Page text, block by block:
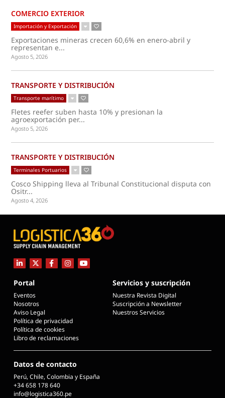
COMERCIO EXTERIOR
Importación y Exportación
Exportaciones mineras crecen 60,6% en enero-abril y
representan e...
Agosto 5, 2026
TRANSPORTE Y DISTRIBUCIÓN
Transporte marítimo
Fletes reefer suben hasta 10% y presionan la
agroexportación per...
Agosto 5, 2026
TRANSPORTE Y DISTRIBUCIÓN
Terminales Portuarios
Cosco Shipping lleva al Tribunal Constitucional disputa con
Ositr...
Agosto 4, 2026
Portal
Eventos
Nosotros
Aviso Legal
Política de privacidad
Política de cookies
Libro de reclamaciones
Servicios y suscripción
Nuestra Revista Digital
Suscripción a Newsletter
Nuestros Servicios
Datos de contacto
Perú, Chile, Colombia y España
+34 658 178 640
info@logistica360.pe